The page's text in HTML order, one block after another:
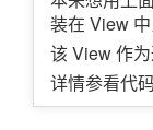
装在 View
该 View 作
详情参看代码